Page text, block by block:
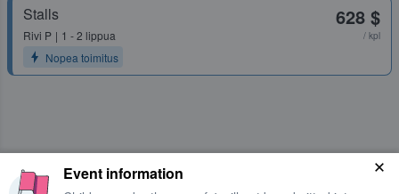
Stalls
Rivi P
1 - 2 lippua
Nopea toimitus
628 $
/ kpl
Event information